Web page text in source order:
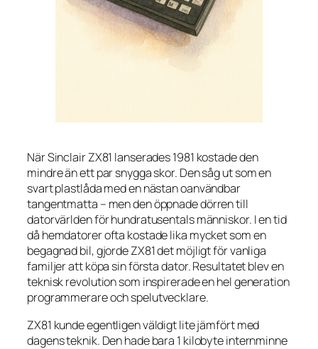
När Sinclair ZX81 lanserades 1981 kostade den
mindre än ett par snygga skor. Den såg ut som en
svart plastlåda med en nästan oanvändbar
tangentmatta – men den öppnade dörren till
datorvärlden för hundratusentals människor. I en tid
då hemdatorer ofta kostade lika mycket som en
begagnad bil, gjorde ZX81 det möjligt för vanliga
familjer att köpa sin första dator. Resultatet blev en
teknisk revolution som inspirerade en hel generation
programmerare och spelutvecklare.
ZX81 kunde egentligen väldigt lite jämfört med
dagens teknik. Den hade bara 1 kilobyte internminne